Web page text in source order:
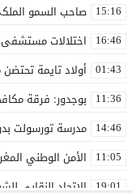
15:16 صاحب السمو
16:46 اختلالات مستشفى
01:43 أولاد تايمة
11:36 بوجدور: فرقة مكافحة
14:46 مدرسة تورسولت
11:05 الأمن الوطني
19:01 الاتحاد النقابي